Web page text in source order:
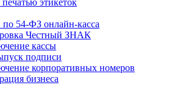
этикеток
по 54-ФЗ онлайн-касса
Честный ЗНАК
кассы
подписи
корпоративных номеров
бизнеса